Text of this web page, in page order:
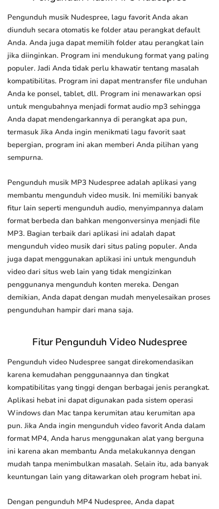
Pengunduh musik Nudespree, lagu favorit Anda akan
diunduh secara otomatis ke folder atau perangkat default
Anda. Anda juga dapat memilih folder atau perangkat lain
jika diinginkan. Program ini mendukung format yang paling
populer. Jadi Anda tidak perlu khawatir tentang masalah
kompatibilitas. Program ini dapat mentransfer file unduhan
Anda ke ponsel, tablet, dll. Program ini menawarkan opsi
untuk mengubahnya menjadi format audio mp3 sehingga
Anda dapat mendengarkannya di perangkat apa pun,
termasuk Jika Anda ingin menikmati lagu favorit saat
bepergian, program ini akan memberi Anda pilihan yang
sempurna.
Pengunduh musik MP3 Nudespree adalah aplikasi yang
membantu mengunduh video musik. Ini memiliki banyak
fitur lain seperti mengunduh audio, menyimpannya dalam
format berbeda dan bahkan mengonversinya menjadi file
MP3. Bagian terbaik dari aplikasi ini adalah dapat
mengunduh video musik dari situs paling populer. Anda
juga dapat menggunakan aplikasi ini untuk mengunduh
video dari situs web lain yang tidak mengizinkan
penggunanya mengunduh konten mereka. Dengan
demikian, Anda dapat dengan mudah menyelesaikan proses
pengunduhan hampir dari mana saja.
Fitur Pengunduh Video Nudespree
Pengunduh video Nudespree sangat direkomendasikan
karena kemudahan penggunaannya dan tingkat
kompatibilitas yang tinggi dengan berbagai jenis perangkat.
Aplikasi hebat ini dapat digunakan pada sistem operasi
Windows dan Mac tanpa kerumitan atau kerumitan apa
pun. Jika Anda ingin mengunduh video favorit Anda dalam
format MP4, Anda harus menggunakan alat yang berguna
ini karena akan membantu Anda melakukannya dengan
mudah tanpa menimbulkan masalah. Selain itu, ada banyak
keuntungan lain yang ditawarkan oleh program hebat ini.
Dengan pengunduh MP4 Nudespree, Anda dapat